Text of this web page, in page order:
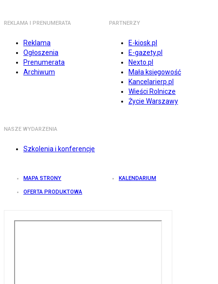
REKLAMA I PRENUMERATA
Reklama
Ogłoszenia
Prenumerata
Archiwum
PARTNERZY
E-kiosk.pl
E-gazety.pl
Nexto.pl
Mała księgowość
Kancelarierp.pl
Wieści Rolnicze
Życie Warszawy
NASZE WYDARZENIA
Szkolenia i konferencje
MAPA STRONY KALENDARIUM
OFERTA PRODUKTOWA